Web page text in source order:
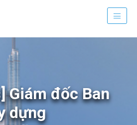
Giám đốc Ban
dựng